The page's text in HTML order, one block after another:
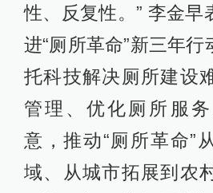
性、反复性。” 李金早
进“厕所革命”新三年
托科技解决厕所建设
管理、优化厕所服
意，推动“厕所革命”
域、从城市拓展到农